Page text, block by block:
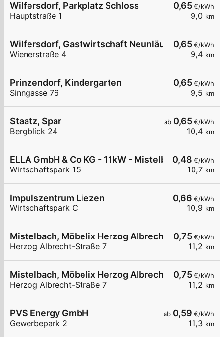
0,65 €/kWh
9,0 km
Wilfersdorf, Parkplatz Schloss
Hauptstraße 1
0,65 €/kWh
9,4 km
Wilfersdorf, Gastwirtschaft Neunläuf
Wienerstraße 4
0,65 €/kWh
9,5 km
Prinzendorf, Kindergarten
Sinngasse 76
ab 0,65 €/kWh
10,4 km
Staatz, Spar
Bergblick 24
0,48 €/kWh
10,7 km
ELLA GmbH & Co KG - 11kW - Mistelbach -
Wirtschaftspark 15
0,66 €/kWh
10,9 km
Impulszentrum Liezen
Wirtschaftspark C
0,75 €/kWh
11,2 km
Mistelbach, Möbelix Herzog Albrecht-Straße
Herzog Albrecht-Straße 7
0,75 €/kWh
11,2 km
Mistelbach, Möbelix Herzog Albrecht-Straße
Herzog Albrecht-Straße 7
ab 0,59 €/kWh
11,3 km
PVS Energy GmbH
Gewerbepark 2